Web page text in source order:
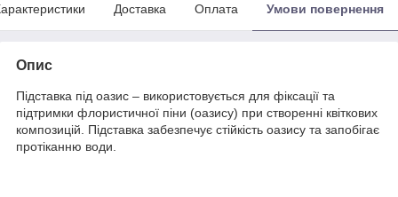
Доставка Оплата Умови повернення
Опис
Підставка під оазис – використовується для фіксації та
підтримки флористичної піни (оазису) при створенні квіткових
композицій. Підставка забезпечує стійкість оазису та запобігає
протіканню води.